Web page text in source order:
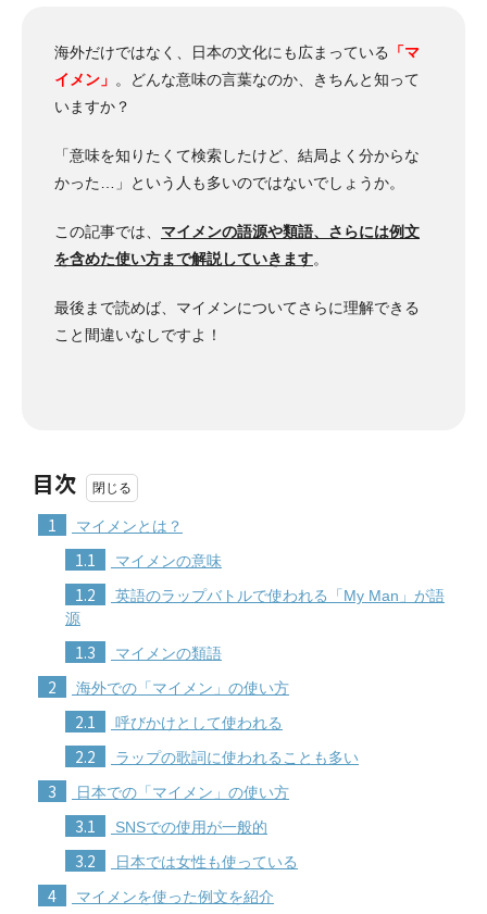
海外だけではなく、日本の文化にも広まっている
「マ
イメン」 。
どんな意味の言葉なのか、きちんと知って
いますか？
「意味を知りたくて検索したけど、結局よく分からな
かった…」という人も多いのではないでしょうか。
この記事では、 マイメンの語源や類語、さらには例文
を含めた使い方まで解説していきます。
最後まで読めば、マイメンについてさらに理解できる
こと間違いなしですよ！
目次
1 マイメンとは？
1.1 マイメンの意味
1.2
英語のラップバトルで使われる「My Man」が語
源
1.3 マイメンの類語
2 海外での「マイメン」の使い方
2.1 呼びかけとして使われる
2.2 ラップの歌詞に使われることも多い
3 日本での「マイメン」の使い方
3.1 SNSでの使用が一般的
3.2 日本では女性も使っている
4 マイメンを使った例文を紹介